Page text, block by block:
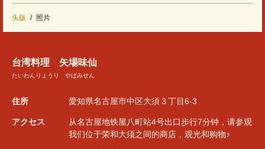
头版 照片
台湾料理 矢場味仙
たいわんりょうり やばみせん
住所 愛知県名古屋市中区大須３丁目6-3
アクセス
从名古屋地铁屋八町站4号出口步行7分钟，请参观
我们位于荣和大须之间的商店，观光和购物♪